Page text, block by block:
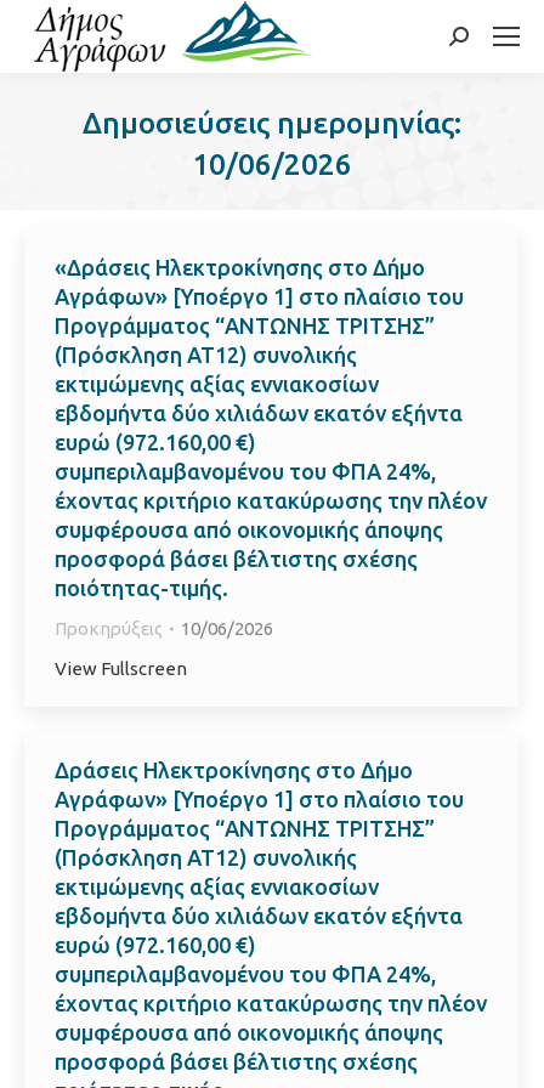
Search:
Δημοσιεύσεις ημερομηνίας:
10/06/2026
«Δράσεις Ηλεκτροκίνησης στο Δήμο
Αγράφων» [Υποέργο 1] στο πλαίσιο του
Προγράμματος “ΑΝΤΩΝΗΣ ΤΡΙΤΣΗΣ”
(Πρόσκληση ΑΤ12) συνολικής
εκτιμώμενης αξίας εννιακοσίων
εβδομήντα δύο χιλιάδων εκατόν εξήντα
ευρώ (972.160,00 €)
συμπεριλαμβανομένου του ΦΠΑ 24%,
έχοντας κριτήριο κατακύρωσης την πλέον
συμφέρουσα από οικονομικής άποψης
προσφορά βάσει βέλτιστης σχέσης
ποιότητας-τιμής.
Προκηρύξεις
10/06/2026
View Fullscreen
Δράσεις Ηλεκτροκίνησης στο Δήμο
Αγράφων» [Υποέργο 1] στο πλαίσιο του
Προγράμματος “ΑΝΤΩΝΗΣ ΤΡΙΤΣΗΣ”
(Πρόσκληση ΑΤ12) συνολικής
εκτιμώμενης αξίας εννιακοσίων
εβδομήντα δύο χιλιάδων εκατόν εξήντα
ευρώ (972.160,00 €)
συμπεριλαμβανομένου του ΦΠΑ 24%,
έχοντας κριτήριο κατακύρωσης την πλέον
συμφέρουσα από οικονομικής άποψης
προσφορά βάσει βέλτιστης σχέσης